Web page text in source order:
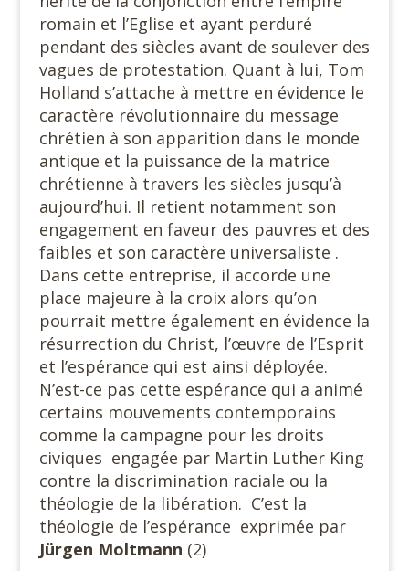
romain et l’Eglise et ayant perduré
pendant des siècles avant de soulever des
vagues de protestation. Quant à lui, Tom
Holland s’attache à mettre en évidence le
caractère révolutionnaire du message
chrétien à son apparition dans le monde
antique et la puissance de la matrice
chrétienne à travers les siècles jusqu’à
aujourd’hui. Il retient notamment son
engagement en faveur des pauvres et des
faibles et son caractère universaliste .
Dans cette entreprise, il accorde une
place majeure à la croix alors qu’on
pourrait mettre également en évidence la
résurrection du Christ, l’œuvre de l’Esprit
et l’espérance qui est ainsi déployée.
N’est-ce pas cette espérance qui a animé
certains mouvements contemporains
comme la campagne pour les droits
civiques engagée par Martin Luther King
contre la discrimination raciale ou la
théologie de la libération. C’est la
théologie de l’espérance exprimée par
Jürgen Moltmann (2)